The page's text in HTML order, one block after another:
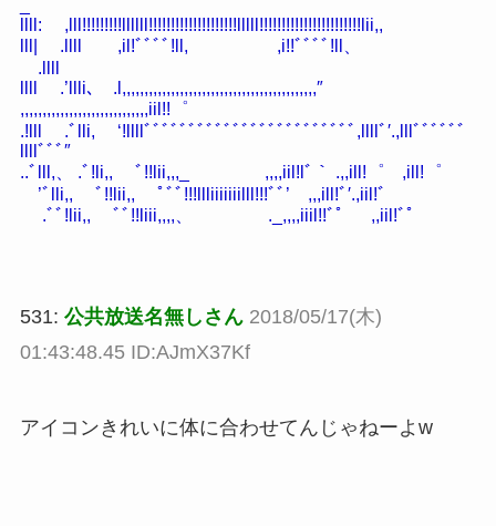
llll: ,lll!!!!!!!!!llllll!!!!!!!!!!!!!!!!!!!!lllll!!!!!!!!!!!!!!!!!!!!!!!lii,,
lll| .llll ,il!ﾞﾞﾞﾞ!ll, ,i!!ﾞﾞﾞﾞ!ll、
.llll
llll .’llli､ .l,,,,,,,,,,,,,,,,,,,,,,,,,,,,,,,,,,,,,,,,,,,,″
,,,,,,,,,,,,,,,,,,,,,,,,,,,,,iil!!゜
.!lll .ﾞlli, ‘!llllﾞﾞﾞﾞﾞﾞﾞﾞﾞﾞﾞﾞﾞﾞﾞﾞﾞﾞﾞﾞﾞﾞﾞﾞ,llllﾞ′.,lllﾞﾞﾞﾞﾞﾞ
llllﾞﾞﾞ″
..ﾞlll,、 .ﾞ!li,, ﾞ!!lii,,,_ ,,,,iil!lﾞ｀ .,,ill!゜ ,ill!゜
’ﾞlli,, ﾞ!!lii,, ﾟﾞﾞ!!!llliiiiiiilll!!!ﾞﾞ’ ,,,ill!ﾞ′.,iil!ﾞ
.ﾞﾞ!lii,, ﾞﾞ!!liii,,,,、 ._,,,,iiil!!ﾞ゜ ,,iil!ﾞ゜
531: 公共放送名無しさん 2018/05/17(木)
01:43:48.45 ID:AJmX37Kf
アイコンきれいに体に合わせてんじゃねーよw